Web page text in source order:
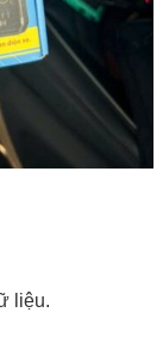
liệu.